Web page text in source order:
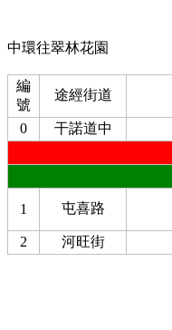
中環往翠林花園
編
號
途經街道
0 干諾道中
1 屯喜路
2 河旺街